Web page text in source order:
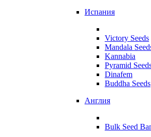
Испания
Victory Seeds
Mandala
Kannabia
Pyramid
Dinafem
Buddha Seeds
Англия
Bulk Seed